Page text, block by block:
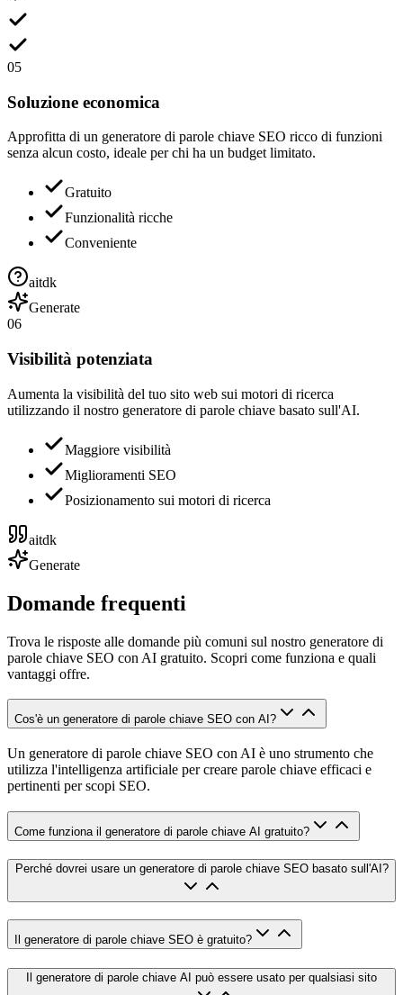
05
Soluzione economica
Approfitta di un generatore di parole chiave SEO ricco di funzioni
senza alcun costo, ideale per chi ha un budget limitato.
Gratuito
Funzionalità ricche
Conveniente
aitdk
Generate
06
Visibilità potenziata
Aumenta la visibilità del tuo sito web sui motori di ricerca
utilizzando il nostro generatore di parole chiave basato sull'AI.
Maggiore visibilità
Miglioramenti SEO
Posizionamento sui motori di ricerca
aitdk
Generate
Domande frequenti
Trova le risposte alle domande più comuni sul nostro generatore di
parole chiave SEO con AI gratuito. Scopri come funziona e quali
vantaggi offre.
Cos'è un generatore di parole chiave SEO con AI?
Un generatore di parole chiave SEO con AI è uno strumento che
utilizza l'intelligenza artificiale per creare parole chiave efficaci e
pertinenti per scopi SEO.
Come funziona il generatore di parole chiave AI gratuito?
Perché dovrei usare un generatore di parole chiave SEO basato sull'AI?
Il generatore di parole chiave SEO è gratuito?
Il generatore di parole chiave AI può essere usato per qualsiasi sito